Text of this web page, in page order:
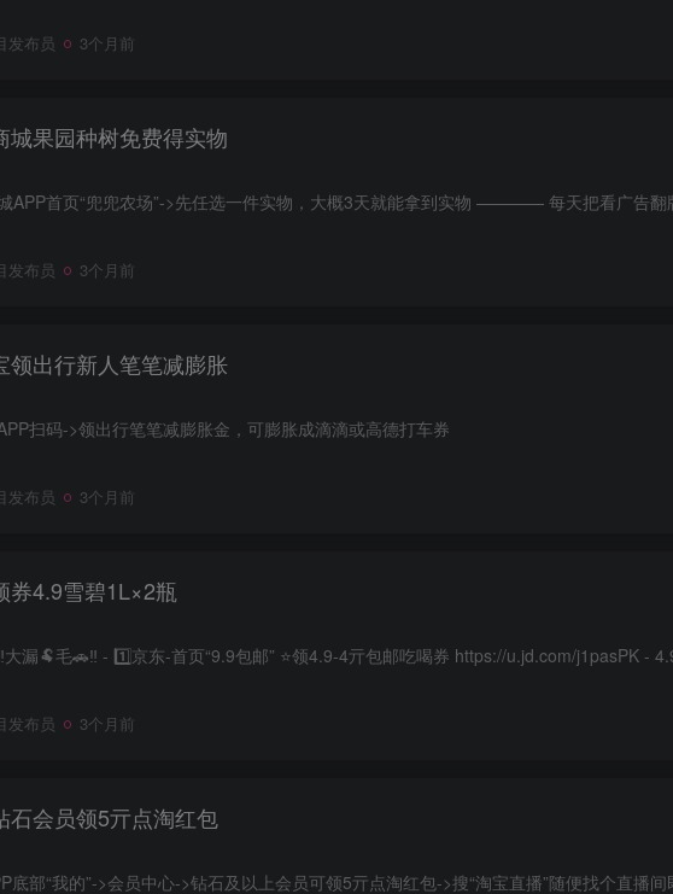
发布员 3个月前
城果园种树免费得实物
发布员 3个月前
领出行新人笔笔减膨胀
扫码->领出行笔笔减膨胀金，可膨胀成滴滴或高德打车券
发布员 3个月前
券4.9雪碧1L×2瓶
发布员 3个月前
石会员领5亓点淘红包
底部“我的”->会员中心->钻石及以上会员可领5亓点淘红包->搜“淘宝直播”随便找个直播间